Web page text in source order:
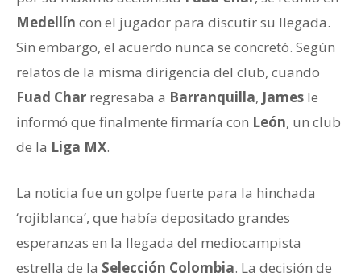
Medellín con el jugador para discutir su llegada.
Sin embargo, el acuerdo nunca se concretó. Según
relatos de la misma dirigencia del club, cuando
Fuad Char regresaba a Barranquilla, James le
informó que finalmente firmaría con León, un club
de la Liga MX.
La noticia fue un golpe fuerte para la hinchada
‘rojiblanca’, que había depositado grandes
esperanzas en la llegada del mediocampista
estrella de la Selección Colombia. La decisión de